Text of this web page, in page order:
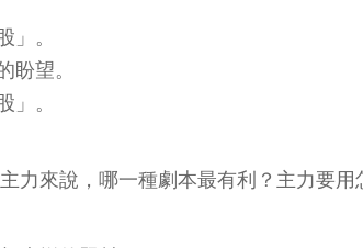
」。
盼望。
」。
力來說，哪一種劇本最有利？主力要